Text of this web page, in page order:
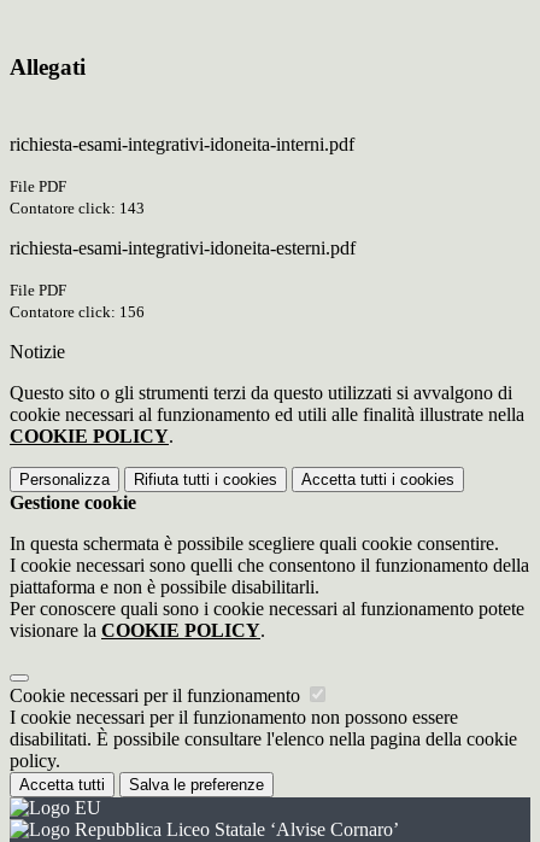
Allegati
richiesta-esami-integrativi-idoneita-interni.pdf
File PDF
Contatore click: 143
richiesta-esami-integrativi-idoneita-esterni.pdf
File PDF
Contatore click: 156
Notizie
Questo sito o gli strumenti terzi da questo utilizzati si avvalgono di
cookie necessari al funzionamento ed utili alle finalità illustrate nella
COOKIE POLICY.
Personalizza Rifiuta tutti i cookies Accetta tutti i cookies
Gestione cookie
In questa schermata è possibile scegliere quali cookie consentire.
I cookie necessari sono quelli che consentono il funzionamento della
piattaforma e non è possibile disabilitarli.
Per conoscere quali sono i cookie necessari al funzionamento potete
visionare la COOKIE POLICY.
Cookie necessari per il funzionamento
I cookie necessari per il funzionamento non possono essere
disabilitati. È possibile consultare l'elenco nella pagina della cookie
policy.
Accetta tutti Salva le preferenze
Liceo Statale ‘Alvise Cornaro’